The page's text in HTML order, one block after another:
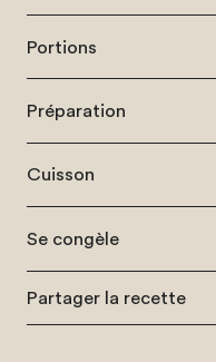
Portions
Préparation
Cuisson
Se congèle
Partager la recette